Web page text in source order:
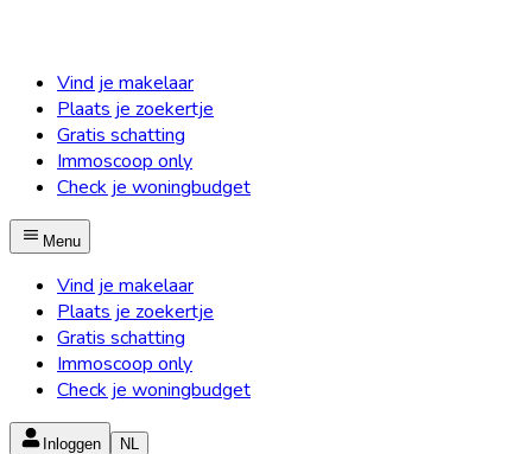
Vind je makelaar
Plaats je zoekertje
Gratis schatting
Immoscoop only
Check je woningbudget
Menu
Vind je makelaar
Plaats je zoekertje
Gratis schatting
Immoscoop only
Check je woningbudget
Inloggen NL